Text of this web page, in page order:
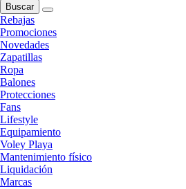
Buscar
Rebajas
Promociones
Novedades
Zapatillas
Ropa
Balones
Protecciones
Fans
Lifestyle
Equipamiento
Voley Playa
Mantenimiento físico
Liquidación
Marcas